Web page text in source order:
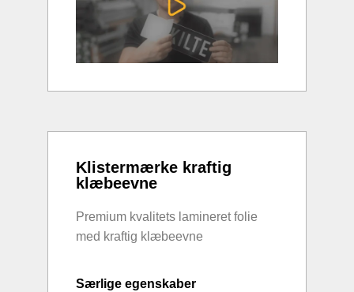
Klistermærke kraftig
klæbeevne
Premium kvalitets lamineret folie
med kraftig klæbeevne
Særlige egenskaber